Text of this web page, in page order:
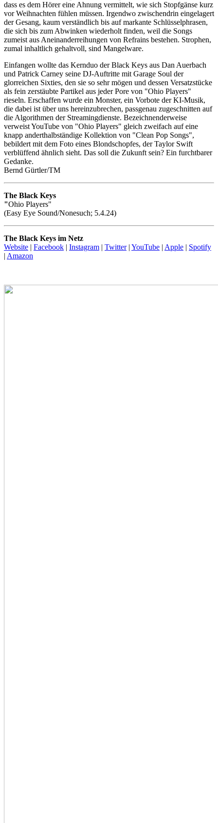
dass es dem Hörer eine Ahnung vermittelt, wie sich Stopfgänse kurz
vor Weihnachten fühlen müssen. Irgendwo zwischendrin eingelagert
der Gesang, kaum verständlich bis auf markante Schlüsselphrasen,
die sich bis zum Abwinken wiederholt finden, weil die Songs
zumeist aus Aneinanderreihungen von Refrains bestehen. Strophen,
zumal inhaltlich gehaltvoll, sind Mangelware.
Einfangen wollte das Kernduo der Black Keys aus Dan Auerbach
und Patrick Carney seine DJ-Auftritte mit Garage Soul der
glorreichen Sixties, den sie so sehr mögen und dessen Versatzstücke
als fein zerstäubte Partikel aus jeder Pore von "Ohio Players"
rieseln. Erschaffen wurde ein Monster, ein Vorbote der KI-Musik,
die dabei ist über uns hereinzubrechen, passgenau zugeschnitten auf
die Algorithmen der Streamingdienste. Bezeichnenderweise
verweist YouTube von "Ohio Players" gleich zweifach auf eine
knapp anderthalbständige Kollektion von "Clean Pop Songs",
bebildert mit dem Foto eines Blondschopfes, der Taylor Swift
verblüffend ähnlich sieht. Das soll die Zukunft sein? Ein furchtbarer
Gedanke.
Bernd Gürtler/TM
The Black Keys
"Ohio Players"
(Easy Eye Sound/Nonesuch; 5.4.24)
The Black Keys im Netz
Website | Facebook | Instagram | Twitter| YouTube | Apple | Spotify
| Amazon